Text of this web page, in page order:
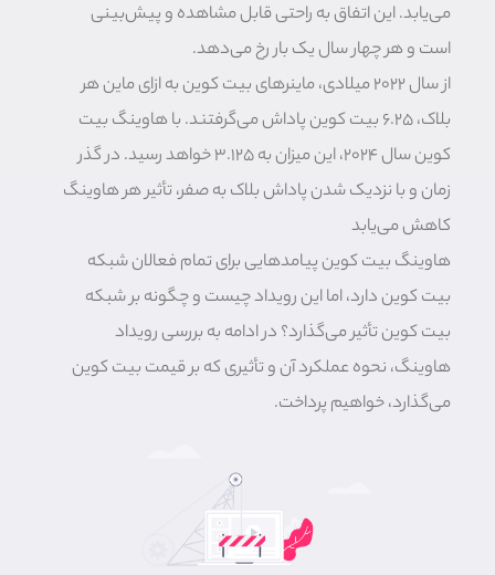
می‌یابد. این اتفاق به راحتی قابل مشاهده و پیش‌بینی
است و هر چهار سال یک بار رخ می‌دهد.
از سال ۲۰۲۲ میلادی، ماینرهای بیت کوین به ازای ماین هر
بلاک، ۶.۲۵ بیت کوین پاداش می‌گرفتند. با هاوینگ بیت
کوین سال ۲۰۲۴، این میزان به ۳.۱۲۵ خواهد رسید. در گذر
زمان و با نزدیک شدن پاداش بلاک به صفر، تأثیر هر هاوینگ
کاهش می‌یابد
هاوینگ بیت کوین پیامدهایی برای تمام فعالان شبکه
بیت کوین دارد، اما این رویداد چیست و چگونه بر شبکه
بیت کوین تأثیر می‌گذارد؟ در ادامه به بررسی رویداد
هاوینگ، نحوه عملکرد آن و تأثیری که بر قیمت بیت کوین
می‌گذارد، خواهیم پرداخت.